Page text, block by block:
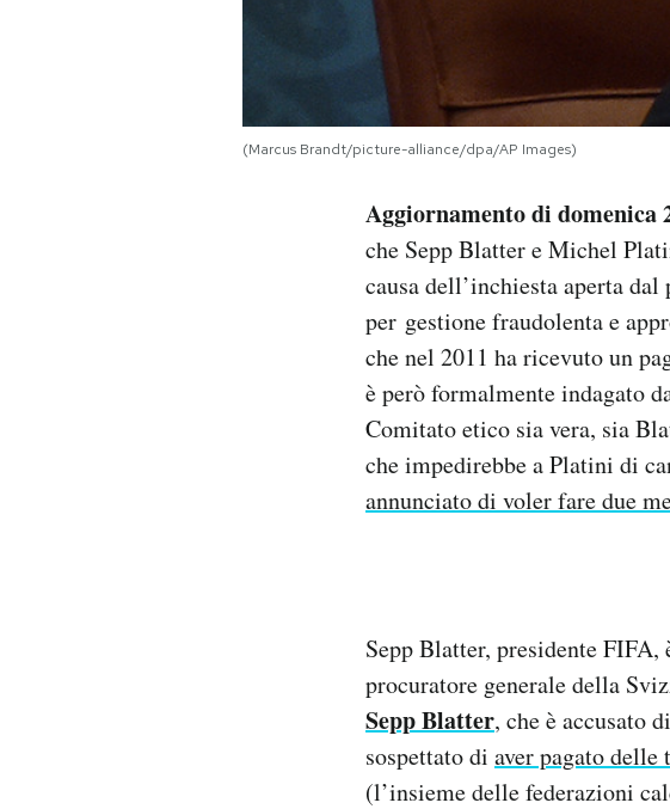
AREA PERSONALE(Marcus Brandt/picture-alliance/dpa/AP Images)
Aggiornamento di domenica
che Sepp Blatter e Michel
causa dell’inchiesta aperta
per gestione fraudolenta e
che nel 2011 ha ricevuto un
è però formalmente indagato
Comitato etico sia vera, sia
che impedirebbe a Platini di
annunciato di voler fare due
Sepp Blatter, presidente
procuratore generale della
Sepp Blatter, che è accusato
sospettato di aver pagato
(l’insieme delle federazioni